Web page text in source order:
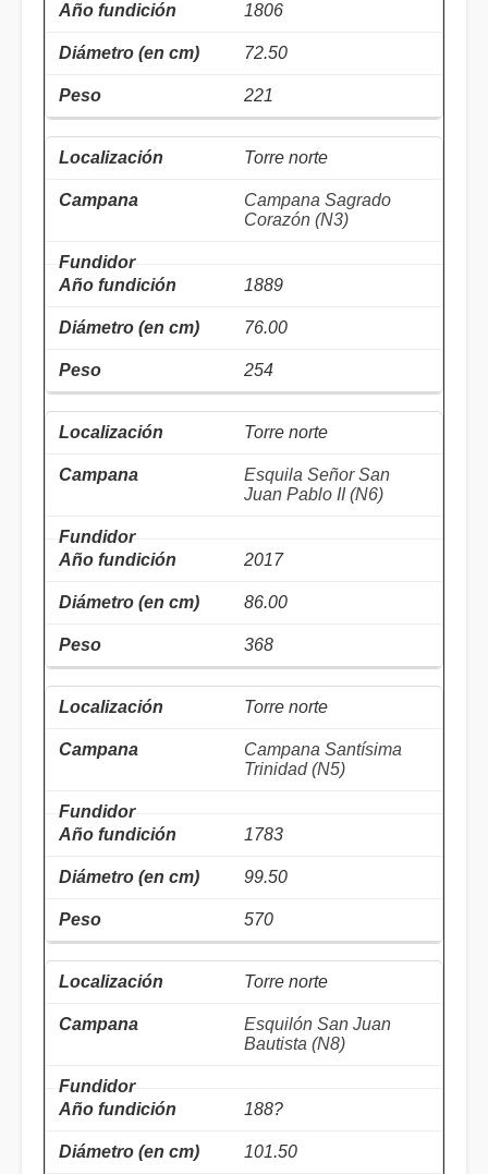
1806
72.50
221
Torre norte
Campana Sagrado
Corazón (N3)
1889
76.00
254
Torre norte
Esquila Señor San
Juan Pablo II (N6)
2017
86.00
368
Torre norte
Campana Santísima
Trinidad (N5)
1783
99.50
570
Torre norte
Esquilón San Juan
Bautista (N8)
188?
101.50